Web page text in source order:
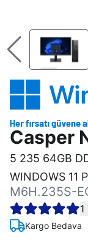
Casper
5 235 64GB
WINDOWS 11
M6H.235S-
1
Kargo Bedava